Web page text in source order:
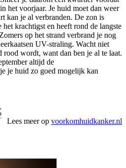
het voorjaar. Je huid moet dan weer
kan je al verbranden. De zon is
krachtigst en heeft rond de langste
op het strand verbrand je nog
UV-straling. Wacht niet
rood wordt, want dan ben je al te laat.
altijd de
je huid zo goed mogelijk kan
Lees meer op voorkomhuidkanker.nl